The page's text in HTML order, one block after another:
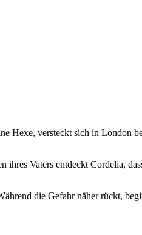
Hexe, versteckt sich in London
ihres Vaters entdeckt Cordelia,
die Gefahr näher rückt,